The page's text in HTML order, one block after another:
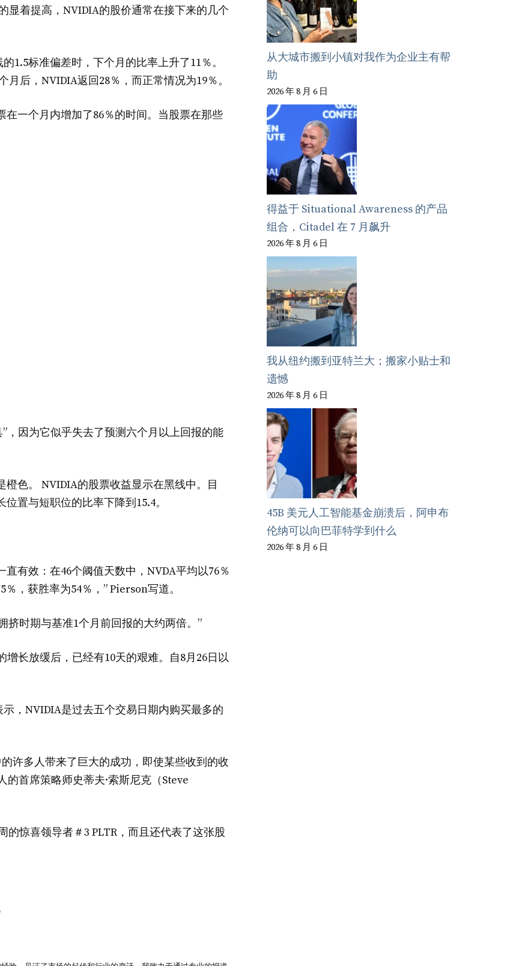
显着提高，NVIDIA的股价通常在接下来的几个
1.5标准偏差时，下个月的比率上升了11％。
后，NVIDIA返回28％，而正常情况为19％。
一个月内增加了86％的时间。当股票在那些
，因为它似乎失去了预测六个月以上回报的能
色。 NVIDIA的股票收益显示在黑线中。目
置与短职位的比率下降到15.4。
有效：在46个阈值天数中，NVDA平均以76％
，获胜率为54％，” Pierson写道。
挤时期与基准1个月前回报的大约两倍。”
长放缓后，已经有10天的艰难。自8月26日以
，NVIDIA是过去五个交易日期内购买最多的
许多人带来了巨大的成功，即使某些收到的收
首席策略师史蒂夫·索斯尼克（Steve
惊喜领导者＃3 PLTR，而且还代表了这张股
从大城市搬到小镇对我作为企业主有帮
助
2026 年 8 月 6 日
得益于 Situational Awareness 的产品
组合，Citadel 在 7 月飙升
2026 年 8 月 6 日
我从纽约搬到亚特兰大；搬家小贴士和
遗憾
2026 年 8 月 6 日
45B 美元人工智能基金崩溃后，阿申布
伦纳可以向巴菲特学到什么
2026 年 8 月 6 日